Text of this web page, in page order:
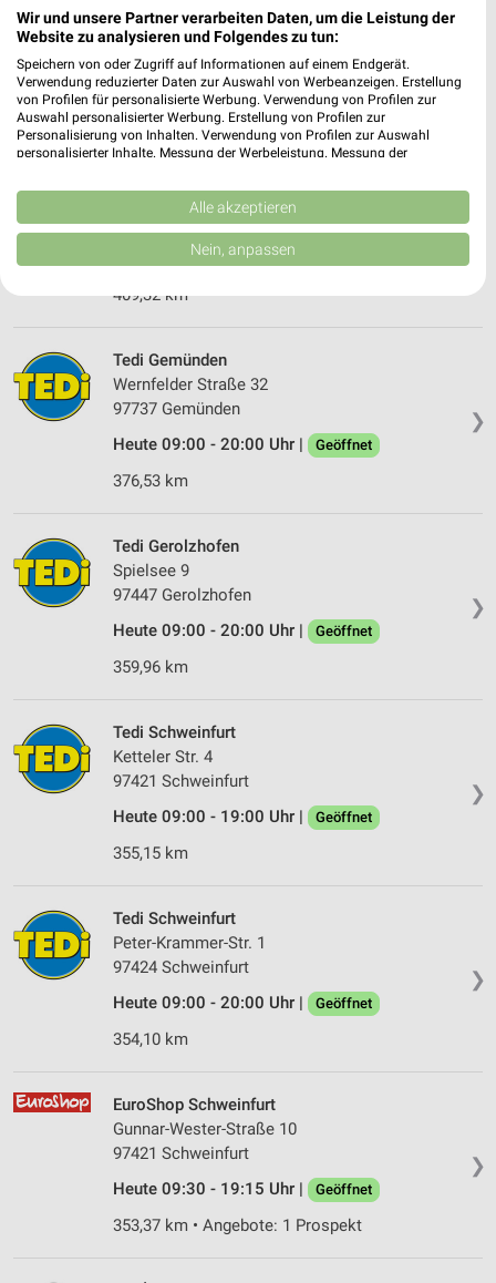
Hauptstr. 61
97941 Tauberbischofsheim
Heute 09:00 - 20:00 Uhr | Geöffnet
414,94 km
❯
Bahnhofstr. 27
97877 Wertheim
Heute 09:00 - 20:00 Uhr |
409,32 km
❯
Tedi Gemünden
Wernfelder Straße 32
97737 Gemünden
Heute 09:00 - 20:00 Uhr |
Geöffnet
376,53 km
❯
Tedi Gerolzhofen
Spielsee 9
97447 Gerolzhofen
Heute 09:00 - 20:00 Uhr |
Geöffnet
359,96 km
❯
Tedi Schweinfurt
Ketteler Str. 4
97421 Schweinfurt
Heute 09:00 - 19:00 Uhr |
Geöffnet
355,15 km
❯
Tedi Schweinfurt
Peter-Krammer-Str. 1
97424 Schweinfurt
Heute 09:00 - 20:00 Uhr |
Geöffnet
354,10 km
❯
EuroShop Schweinfurt
Gunnar-Wester-Straße 10
97421 Schweinfurt
Heute 09:30 - 19:15 Uhr |
Geöffnet
353,37 km • Angebote: 1 Prospekt
Wir und unsere Partner verarbeiten Daten, um die Leistung der
Website zu analysieren und Folgendes zu tun:
Speichern von oder Zugriff auf Informationen auf einem Endgerät.
Verwendung reduzierter Daten zur Auswahl von Werbeanzeigen. Erstellung
von Profilen für personalisierte Werbung. Verwendung von Profilen zur
Auswahl personalisierter Werbung. Erstellung von Profilen zur
Personalisierung von Inhalten. Verwendung von Profilen zur Auswahl
personalisierter Inhalte. Messung der Werbeleistung. Messung der
Kombinationen von Daten aus verschiedenen Quellen. Entwicklung und
Verbesserung der Angebote. Verwendung reduzierter Daten zur Auswahl
von Inhalten.
Daten können außerhalb der Europäischen Union weitergegeben und in die
Website/App.
Wir nutzen Ihre Daten für folgende Zwecke:
IAB-Verarbeitungszwecke:
Speichern von oder Zugriff auf Informationen
auf einem Endgerät
Verwendung reduzierter Daten zur Auswahl von
Erstellung von Profilen für personalisierte
Werbung
Verwendung von Profilen zur Auswahl
personalisierter Werbung
Erstellung von Profilen zur Personalisierung
Verwendung von Profilen zur Auswahl
personalisierter Inhalte
Messung der Performance von Inhalten
Kombinationen von Daten aus verschiedenen
Quellen
Entwicklung und Verbesserung der Angebote
Verwendung genauer Standortdaten
Geräte anhand von aktiv angeforderten
Informationen identifizieren
Nicht-IAB-Verarbeitungszwecke:
Alle akzeptieren
Nein, anpassen